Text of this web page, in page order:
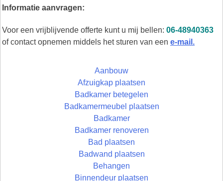
Informatie aanvragen:
Voor een vrijblijvende offerte kunt u mij bellen: 06-48940363
of contact opnemen middels het sturen van een e-mail.
Aanbouw
Afzuigkap plaatsen
Badkamer betegelen
Badkamermeubel plaatsen
Badkamer
Badkamer renoveren
Bad plaatsen
Badwand plaatsen
Behangen
Binnendeur plaatsen